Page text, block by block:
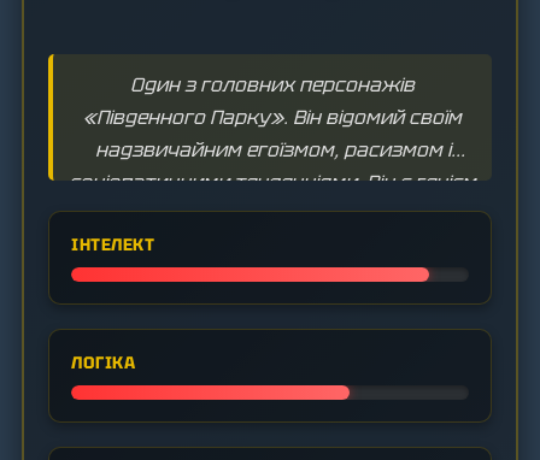
Один з головних персонажів
«Південного Парку». Він відомий своїм
надзвичайним егоїзмом, расизмом і
соціопатичними тенденціями. Він є генієм
маніпуляцій, який здатен на будь-яку
підлість заради власної вигоди.
ІНТЕЛЕКТ
ЛОГІКА